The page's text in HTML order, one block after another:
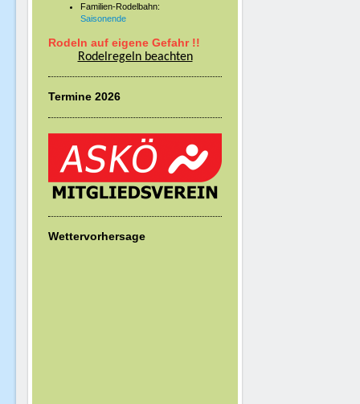
Familien-Rodelbahn:
Saisonende
Rodeln auf eigene Gefahr !!
Rodelregeln beachten
Termine 2026
Wettervorhersage